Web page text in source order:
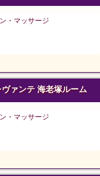
・マッサージ
ァンテ 海老塚ルーム
・マッサージ